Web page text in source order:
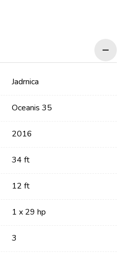
Jadrnica
Oceanis 35
2016
34 ft
12 ft
1 x 29 hp
3